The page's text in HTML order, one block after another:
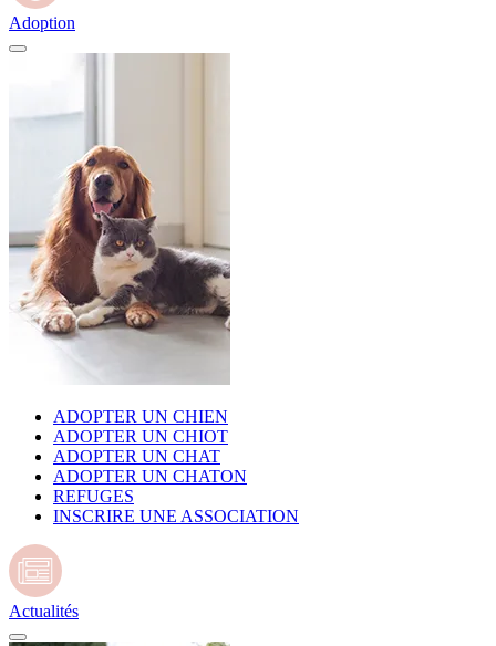
Adoption
ADOPTER UN CHIEN
ADOPTER UN CHIOT
ADOPTER UN CHAT
ADOPTER UN CHATON
REFUGES
INSCRIRE UNE ASSOCIATION
Actualités